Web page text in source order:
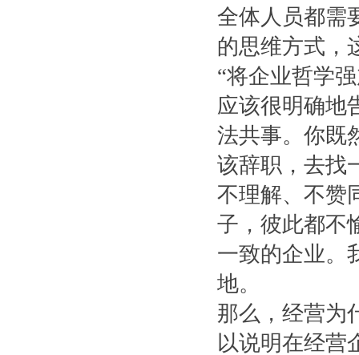
全体人员都需
的思维方式，
“将企业哲学
应该很明确地
法共事。你既
该辞职，去找
不理解、不赞
子，彼此都不
一致的企业。
地。
那么，经营为
以说明在经营